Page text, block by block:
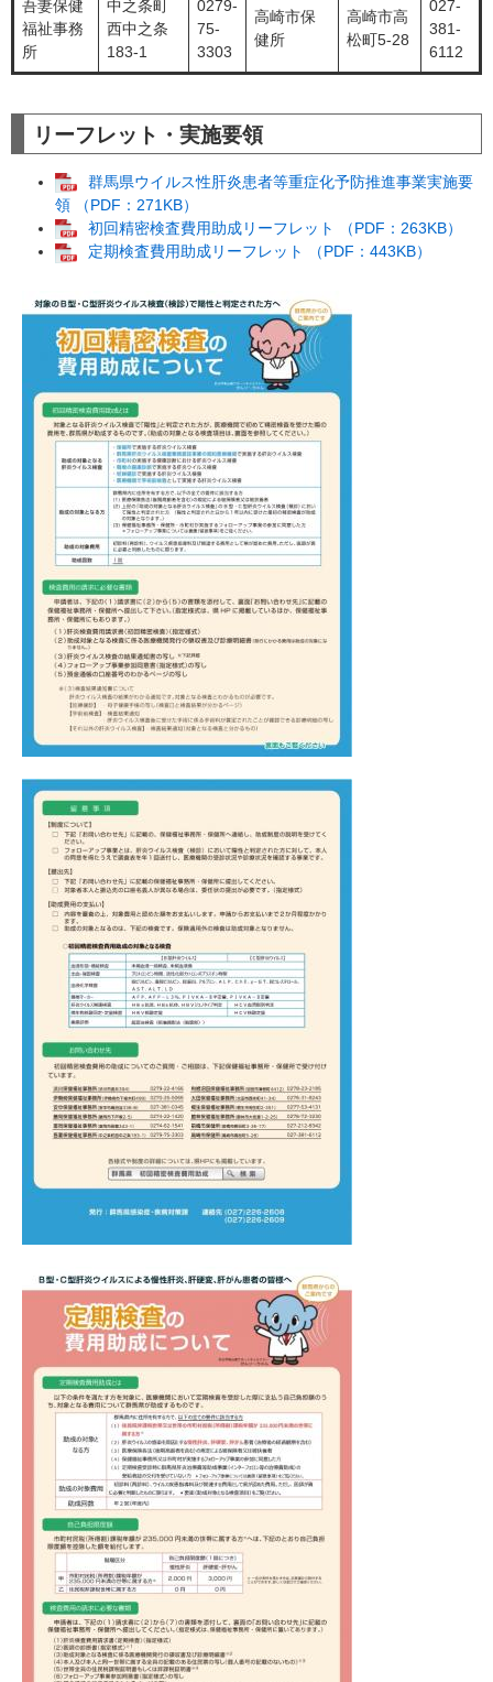
吾妻保健
福祉事務
所
中之条町
西中之条
183-1
0279-
75-
3303
高崎市保
健所
高崎市高
松町5-28
027-
381-
6112
リーフレット・実施要領
群馬県ウイルス性肝炎患者等重症化予防推進事業実施要
領 （PDF：271KB）
初回精密検査費用助成リーフレット （PDF：263KB）
定期検査費用助成リーフレット （PDF：443KB）